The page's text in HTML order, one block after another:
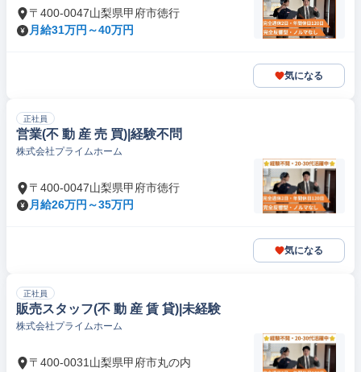
〒400-0047山梨県甲府市徳行
月給31万円～40万円
気になる
正社員
営業(不 動 産 売 買)|経験不問
株式会社プライムホーム
〒400-0047山梨県甲府市徳行
月給26万円～35万円
気になる
正社員
販売スタッフ(不 動 産 賃 貸)|未経験
株式会社プライムホーム
〒400-0031山梨県甲府市丸の内